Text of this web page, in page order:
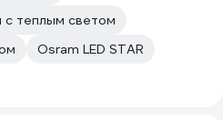
теплым светом
Osram LED STAR